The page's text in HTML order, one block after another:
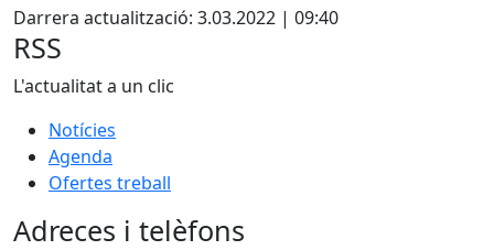
Darrera actualització: 3.03.2022 | 09:40
RSS
L'actualitat a un clic
Notícies
Agenda
Ofertes treball
Adreces i telèfons